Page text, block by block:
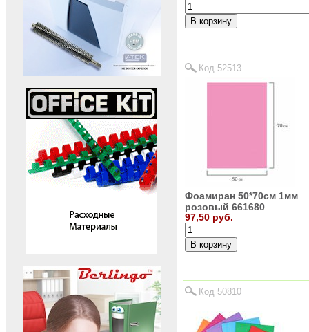
Код 52513
Фоамиран 50*70см 1мм
розовый 661680
97,50 руб.
Код 50810